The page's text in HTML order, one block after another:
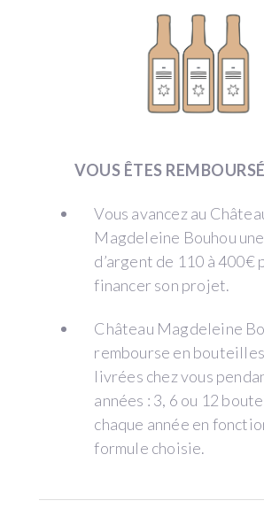
VOUS ÊTES
Vous avancez au
Magdeleine Bouhou
d’argent de 110 à 400€
financer son projet.
Château Magdeleine
rembourse en
livrées chez vous
années : 3, 6 ou 12
chaque année en
formule choisie.